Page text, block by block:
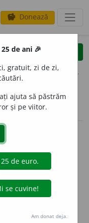
savings Donează
clear
opțiuni
declinări
de
definiții.
de ani 🎉
gratuit, zi de zi,
ajuta să păstrăm
și pe viitor.
Am donat deja.